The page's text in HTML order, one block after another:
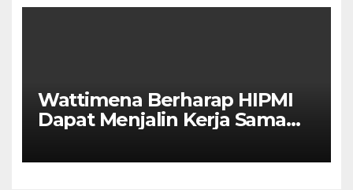
Wattimena Berharap HIPMI
Dapat Menjalin Kerja Sama
Meningkatkan